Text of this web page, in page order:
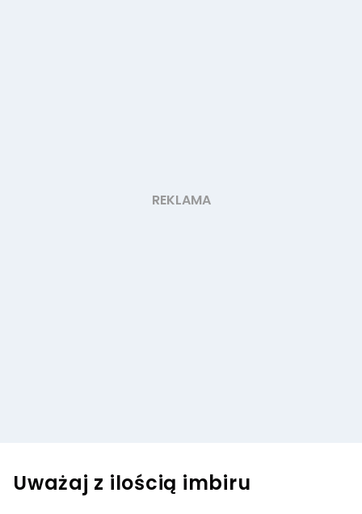
Uważaj z ilością imbiru